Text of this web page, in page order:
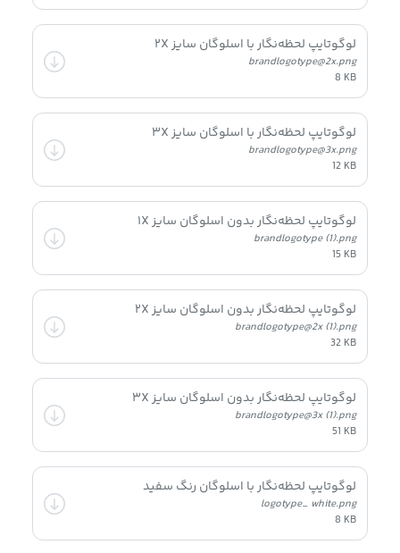
لوگوتایپ لحظه‌نگار با اسلوگان سایز ۲X
brandlogotype@2x.png
8 KB
لوگوتایپ لحظه‌نگار با اسلوگان سایز ۳X
brandlogotype@3x.png
12 KB
لوگوتایپ لحظه‌نگار بدون اسلوگان سایز ۱X
brandlogotype (1).png
15 KB
لوگوتایپ لحظه‌نگار بدون اسلوگان سایز ۲X
brandlogotype@2x (1).png
32 KB
لوگوتایپ لحظه‌نگار بدون اسلوگان سایز ۳X
brandlogotype@3x (1).png
51 KB
لوگوتایپ لحظه‌نگار با اسلوگان رنگ سفید
logotype_ white.png
8 KB